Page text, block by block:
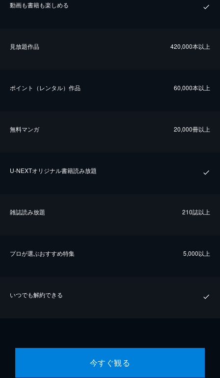
動画も書籍も楽しめる
⾒放題作品 420,000本以上
ポイント（レンタル）作品 60,000本以上
無料マンガ 20,000冊以上
U-NEXTオリジナル書籍読み放題
雑誌読み放題 210誌以上
プロが選ぶおすすめ特集 5,000以上
いつでも解約できる
今すぐ観る